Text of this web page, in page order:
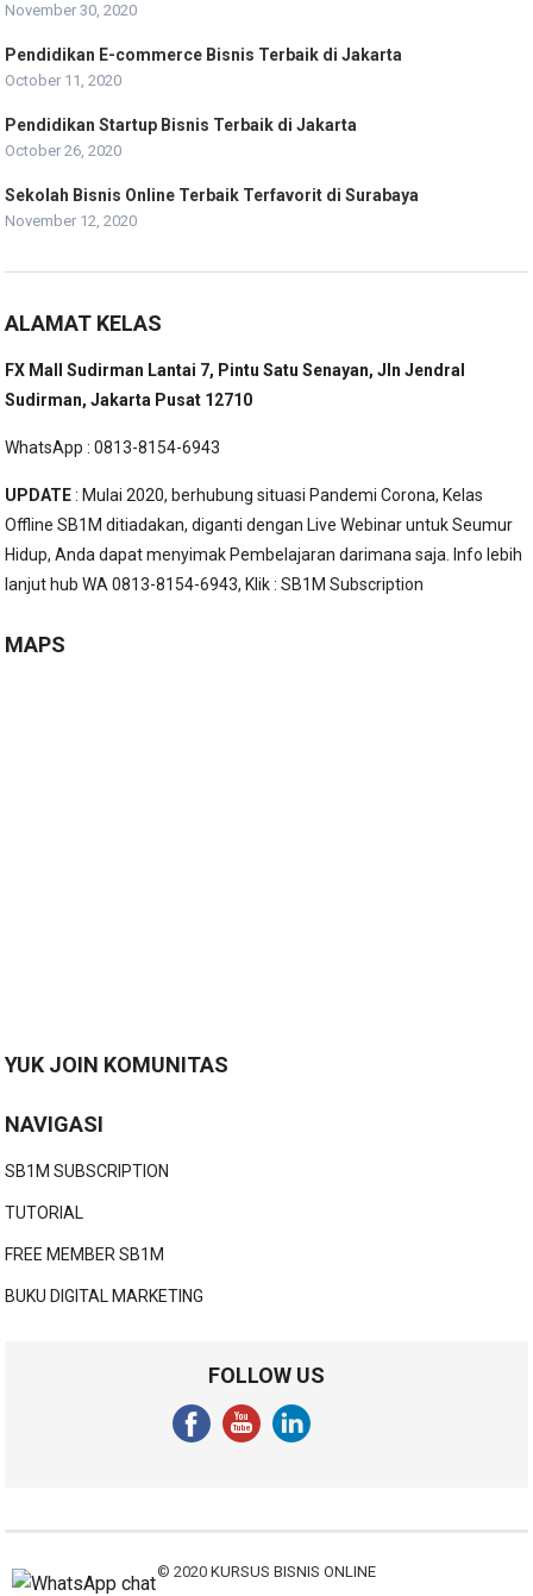
November 30, 2020
Pendidikan E-commerce Bisnis Terbaik di Jakarta
October 11, 2020
Pendidikan Startup Bisnis Terbaik di Jakarta
October 26, 2020
Sekolah Bisnis Online Terbaik Terfavorit di Surabaya
November 12, 2020
ALAMAT KELAS
FX Mall Sudirman Lantai 7, Pintu Satu Senayan, Jln Jendral
Sudirman, Jakarta Pusat 12710
WhatsApp : 0813-8154-6943
UPDATE: Mulai 2020, berhubung situasi Pandemi Corona, Kelas
Offline SB1M ditiadakan, diganti dengan Live Webinar untuk Seumur
Hidup, Anda dapat menyimak Pembelajaran darimana saja. Info lebih
lanjut hub WA 0813-8154-6943, Klik :SB1M Subscription
MAPS
YUK JOIN KOMUNITAS
NAVIGASI
SB1M SUBSCRIPTION
TUTORIAL
FREE MEMBER SB1M
BUKU DIGITAL MARKETING
FOLLOW US
© 2020 KURSUS BISNIS ONLINE